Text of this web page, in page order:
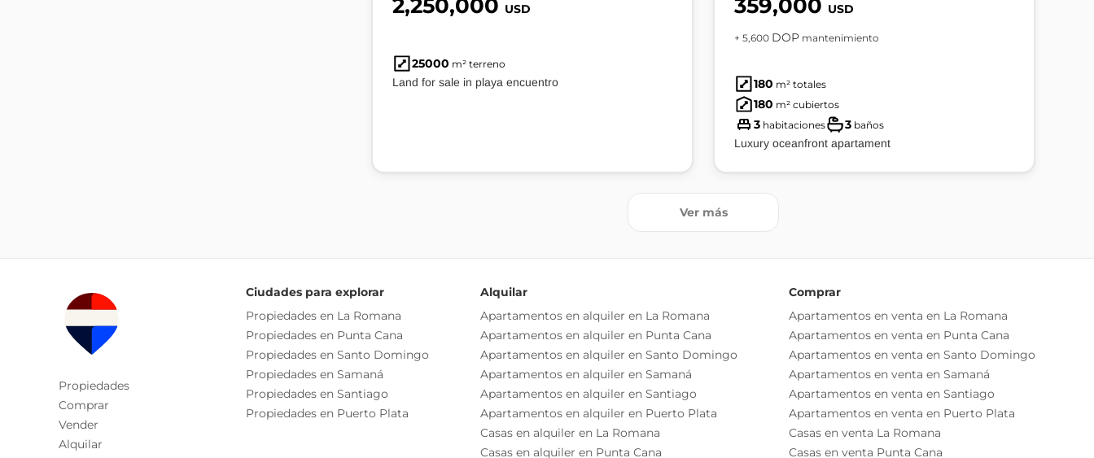
2,250,000 USD
25000 m² terreno
Land for sale in playa encuentro
359,000 USD
+ 5,600 DOP mantenimiento
180 m² totales
180 m² cubiertos
3 habitaciones 3 baños
Luxury oceanfront apartament
Ver más
Propiedades
Comprar
Vender
Alquilar
Ciudades para explorar
Propiedades en La Romana
Propiedades en Punta Cana
Propiedades en Santo Domingo
Propiedades en Samaná
Propiedades en Santiago
Propiedades en Puerto Plata
Alquilar
Apartamentos en alquiler en La Romana
Apartamentos en alquiler en Punta Cana
Apartamentos en alquiler en Santo Domingo
Apartamentos en alquiler en Samaná
Apartamentos en alquiler en Santiago
Apartamentos en alquiler en Puerto Plata
Casas en alquiler en La Romana
Casas en alquiler en Punta Cana
Comprar
Apartamentos en venta en La Romana
Apartamentos en venta en Punta Cana
Apartamentos en venta en Santo Domingo
Apartamentos en venta en Samaná
Apartamentos en venta en Santiago
Apartamentos en venta en Puerto Plata
Casas en venta La Romana
Casas en venta Punta Cana